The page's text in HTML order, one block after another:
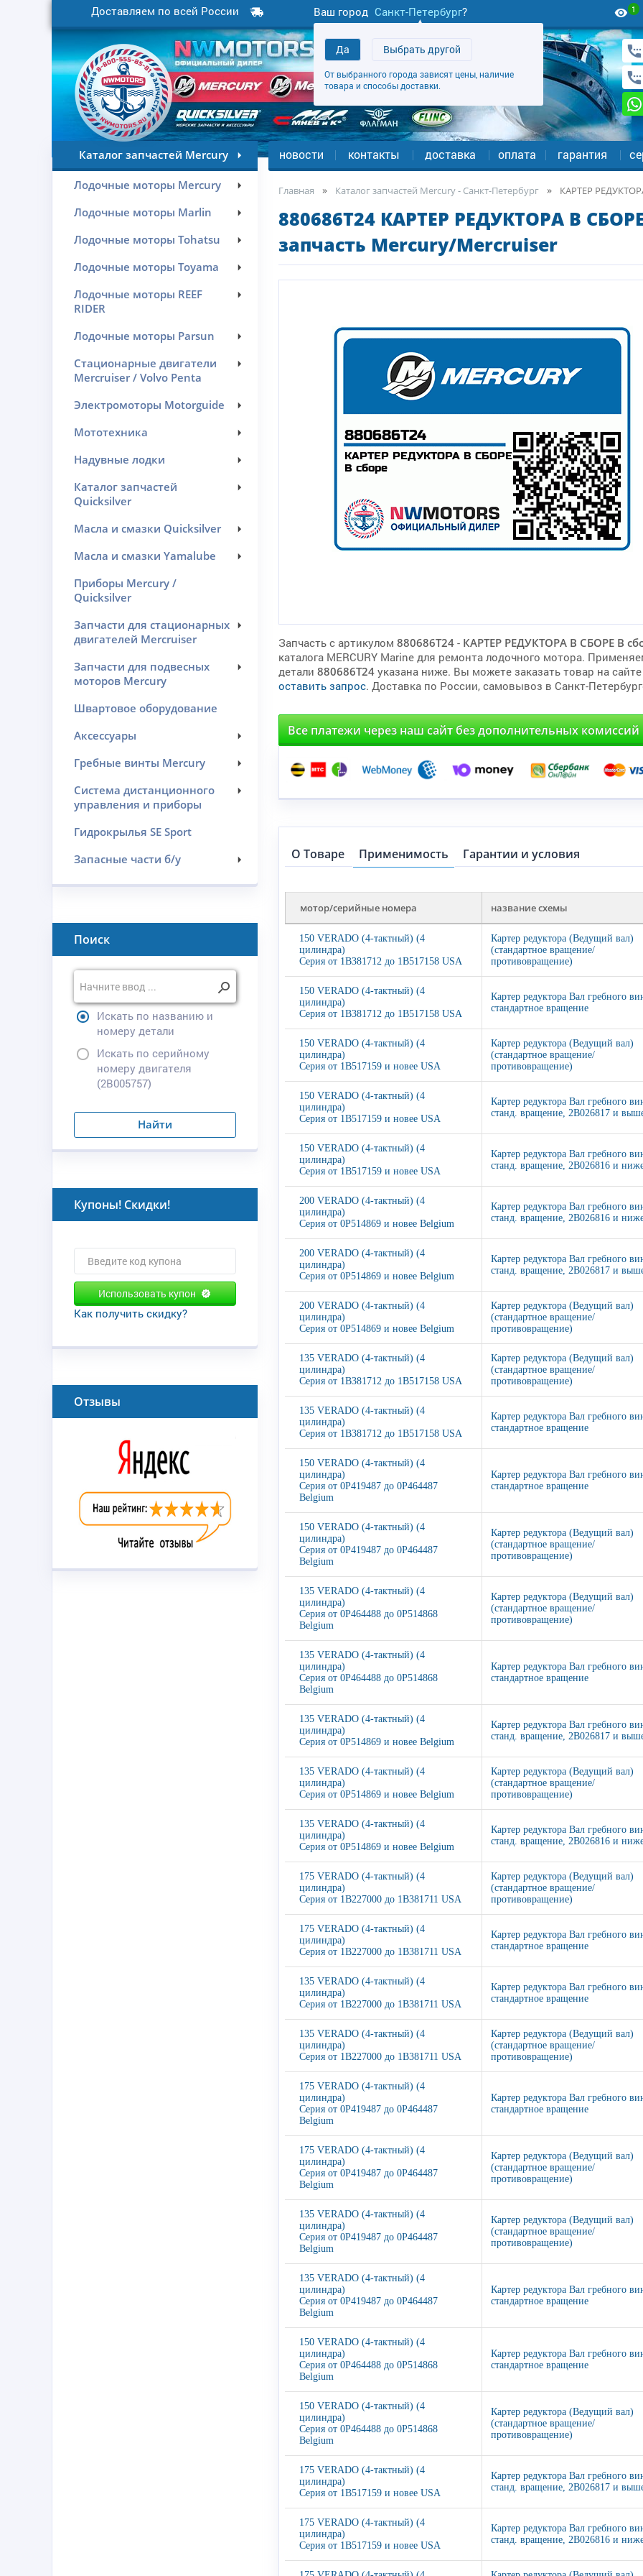
Доставляем по всей России Ваш город Санкт-Петербург?
Да Выбрать другой
От выбранного города зависят цены, наличие
товара и способы доставки.
1
Каталог запчастей Mercury
Лодочные моторы Mercury
Лодочные моторы Marlin
Лодочные моторы Tohatsu
Лодочные моторы Toyama
Лодочные моторы REEF
RIDER
Лодочные моторы Parsun
Стационарные двигатели
Mercruiser / Volvo Penta
Электромоторы Motorguide
Мототехника
Надувные лодки
Каталог запчастей
Quicksilver
Масла и смазки Quicksilver
Масла и смазки Yamalube
Приборы Mercury /
Quicksilver
Запчасти для стационарных
двигателей Mercruiser
Запчасти для подвесных
моторов Mercury
Швартовое оборудование
Аксессуары
Гребные винты Mercury
Система дистанционного
управления и приборы
Гидрокрылья SE Sport
Запасные части б/у
Поиск
Искать по названию и
номеру детали
Искать по серийному
номеру двигателя
(2B005757)
Найти
Купоны! Скидки!
Использовать купон
Как получить скидку?
Отзывы
новости контакты доставка оплата гарантия
Главная Каталог запчастей Mercury - Санкт-Петербург КАРТЕР
880686T24 КАРТЕР РЕДУКТОРА В
запчасть Mercury/Mercruiser
Запчасть с артикулом 880686T24 - КАРТЕР РЕДУКТОРА В СБОРЕ В
каталога MERCURY Marine для ремонта лодочного мотора.
детали 880686T24 указана ниже. Вы можете заказать товар на
оставить запрос. Доставка по России, самовывоз в Санкт-
Все платежи через наш сайт без дополнительных комиссий
О Товаре Применимость Гарантии и условия
мотор/серийные номера название схемы
150 VERADO (4-тактный) (4
цилиндра)
Серия от 1B381712 до 1B517158 USA
Картер редуктора (Ведущий вал)
(стандартное вращение/
противовращение)
150 VERADO (4-тактный) (4
цилиндра)
Серия от 1B381712 до 1B517158 USA
Картер редуктора Вал гребного
стандартное вращение
150 VERADO (4-тактный) (4
цилиндра)
Серия от 1B517159 и новее USA
Картер редуктора (Ведущий вал)
(стандартное вращение/
противовращение)
150 VERADO (4-тактный) (4
цилиндра)
Серия от 1B517159 и новее USA
Картер редуктора Вал гребного
станд. вращение, 2B026817 и
150 VERADO (4-тактный) (4
цилиндра)
Серия от 1B517159 и новее USA
Картер редуктора Вал гребного
станд. вращение, 2B026816 и
200 VERADO (4-тактный) (4
цилиндра)
Серия от 0P514869 и новее Belgium
Картер редуктора Вал гребного
станд. вращение, 2B026816 и
200 VERADO (4-тактный) (4
цилиндра)
Серия от 0P514869 и новее Belgium
Картер редуктора Вал гребного
станд. вращение, 2B026817 и
200 VERADO (4-тактный) (4
цилиндра)
Серия от 0P514869 и новее Belgium
Картер редуктора (Ведущий вал)
(стандартное вращение/
противовращение)
135 VERADO (4-тактный) (4
цилиндра)
Серия от 1B381712 до 1B517158 USA
Картер редуктора (Ведущий вал)
(стандартное вращение/
противовращение)
135 VERADO (4-тактный) (4
цилиндра)
Серия от 1B381712 до 1B517158 USA
Картер редуктора Вал гребного
стандартное вращение
150 VERADO (4-тактный) (4
цилиндра)
Серия от 0P419487 до 0P464487
Belgium
Картер редуктора Вал гребного
стандартное вращение
150 VERADO (4-тактный) (4
цилиндра)
Серия от 0P419487 до 0P464487
Belgium
Картер редуктора (Ведущий вал)
(стандартное вращение/
противовращение)
135 VERADO (4-тактный) (4
цилиндра)
Серия от 0P464488 до 0P514868
Belgium
Картер редуктора (Ведущий вал)
(стандартное вращение/
противовращение)
135 VERADO (4-тактный) (4
цилиндра)
Серия от 0P464488 до 0P514868
Belgium
Картер редуктора Вал гребного
стандартное вращение
135 VERADO (4-тактный) (4
цилиндра)
Серия от 0P514869 и новее Belgium
Картер редуктора Вал гребного
станд. вращение, 2B026817 и
135 VERADO (4-тактный) (4
цилиндра)
Серия от 0P514869 и новее Belgium
Картер редуктора (Ведущий вал)
(стандартное вращение/
противовращение)
135 VERADO (4-тактный) (4
цилиндра)
Серия от 0P514869 и новее Belgium
Картер редуктора Вал гребного
станд. вращение, 2B026816 и
175 VERADO (4-тактный) (4
цилиндра)
Серия от 1B227000 до 1B381711 USA
Картер редуктора (Ведущий вал)
(стандартное вращение/
противовращение)
175 VERADO (4-тактный) (4
цилиндра)
Серия от 1B227000 до 1B381711 USA
Картер редуктора Вал гребного
стандартное вращение
135 VERADO (4-тактный) (4
цилиндра)
Серия от 1B227000 до 1B381711 USA
Картер редуктора Вал гребного
стандартное вращение
135 VERADO (4-тактный) (4
цилиндра)
Серия от 1B227000 до 1B381711 USA
Картер редуктора (Ведущий вал)
(стандартное вращение/
противовращение)
175 VERADO (4-тактный) (4
цилиндра)
Серия от 0P419487 до 0P464487
Belgium
Картер редуктора Вал гребного
стандартное вращение
175 VERADO (4-тактный) (4
цилиндра)
Серия от 0P419487 до 0P464487
Belgium
Картер редуктора (Ведущий вал)
(стандартное вращение/
противовращение)
135 VERADO (4-тактный) (4
цилиндра)
Серия от 0P419487 до 0P464487
Belgium
Картер редуктора (Ведущий вал)
(стандартное вращение/
противовращение)
135 VERADO (4-тактный) (4
цилиндра)
Серия от 0P419487 до 0P464487
Belgium
Картер редуктора Вал гребного
стандартное вращение
150 VERADO (4-тактный) (4
цилиндра)
Серия от 0P464488 до 0P514868
Belgium
Картер редуктора Вал гребного
стандартное вращение
150 VERADO (4-тактный) (4
цилиндра)
Серия от 0P464488 до 0P514868
Belgium
Картер редуктора (Ведущий вал)
(стандартное вращение/
противовращение)
175 VERADO (4-тактный) (4
цилиндра)
Серия от 1B517159 и новее USA
Картер редуктора Вал гребного
станд. вращение, 2B026817 и
175 VERADO (4-тактный) (4
цилиндра)
Серия от 1B517159 и новее USA
Картер редуктора Вал гребного
станд. вращение, 2B026816 и